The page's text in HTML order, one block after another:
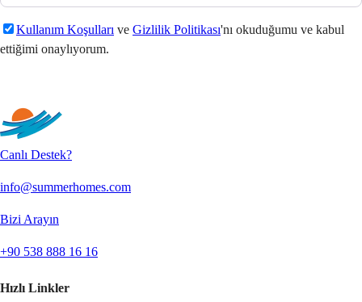
Kullanım Koşulları ve Gizlilik Politikası'nı okuduğumu ve kabul
ettiğimi onaylıyorum.
Canlı Destek?
info@summerhomes.com
Bizi Arayın
+90 538 888 16 16
Hızlı Linkler